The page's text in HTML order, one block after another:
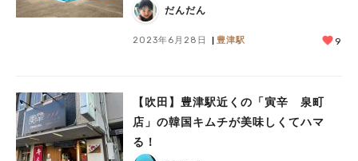
い
だんだん
2023年6月28日 豊津駅 9
【吹田】豊津駅近くの「寅辛 泉町
店」の韓国キムチが美味しくてハマ
る！